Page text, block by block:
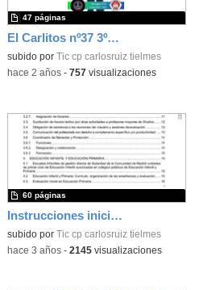
El Carlitos nº37 3ºTrim 22-23
subido por Tic cp carlosruiz tielmes
47 páginas
-hace 2 años- 757visualizaciones
Instrucciones inicio de curso 2023/2024
subido por Tic cp carlosruiz tielmes
60 páginas
-hace 3 años- 2145visualizaciones